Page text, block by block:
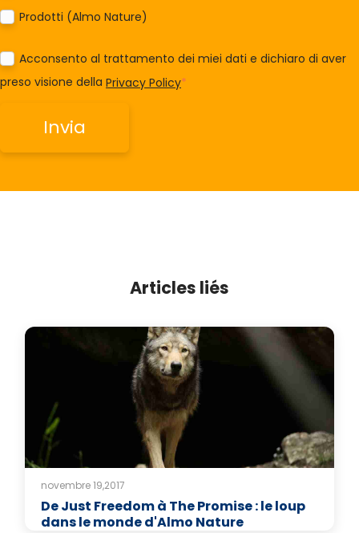
Prodotti (Almo Nature)
Acconsento al trattamento dei miei dati e dichiaro di aver
preso visione della Privacy Policy*
Articles liés
novembre 19,2017
De Just Freedom à The Promise : le loup
dans le monde d'Almo Nature